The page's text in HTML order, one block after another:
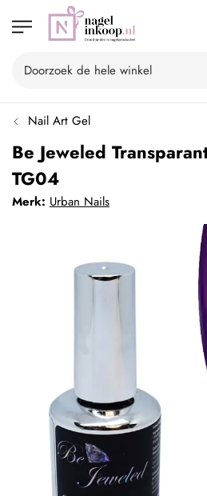
Nail Art Gel
Be Jeweled
TG04
Merk: Urban Nails